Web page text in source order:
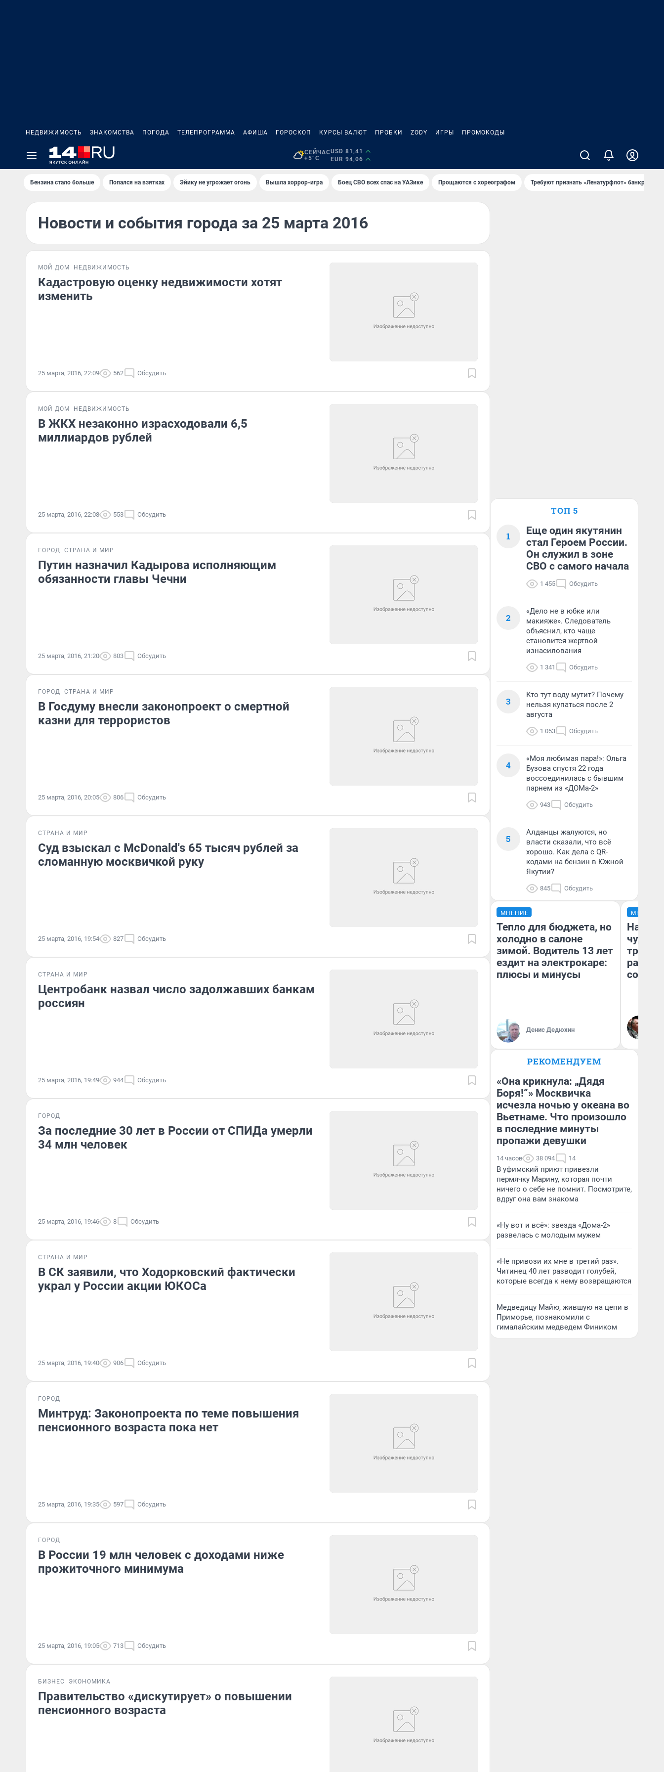
НЕДВИЖИМОСТЬ ЗНАКОМСТВА ПОГОДА ТЕЛЕПРОГРАММА АФИША ГОРОСКОП КУРСЫ ВАЛЮТ ПРОБКИ ZODY ИГРЫ ПРОМОКОДЫ
СЕЙЧАС
+5°C
USD 81,41
EUR 94,06
Бензина стало больше Попался на взятках Эйику не угрожает огонь Вышла хоррор-игра Боец СВО всех спас на УАЗике Прощаются с хореографом Требуют признать «Ленатурфлот» банкротом
Новости и события города за 25 марта 2016
МОЙ ДОМ НЕДВИЖИМОСТЬ
Кадастровую оценку недвижимости хотят
изменить
25 марта, 2016, 22:09 562 Обсудить
МОЙ ДОМ НЕДВИЖИМОСТЬ
В ЖКХ незаконно израсходовали 6,5
миллиардов рублей
25 марта, 2016, 22:08 553 Обсудить
ГОРОД СТРАНА И МИР
Путин назначил Кадырова исполняющим
обязанности главы Чечни
25 марта, 2016, 21:20 803 Обсудить
ГОРОД СТРАНА И МИР
В Госдуму внесли законопроект о смертной
казни для террористов
25 марта, 2016, 20:05 806 Обсудить
СТРАНА И МИР
Суд взыскал с McDonald's 65 тысяч рублей за
сломанную москвичкой руку
25 марта, 2016, 19:54 827 Обсудить
СТРАНА И МИР
Центробанк назвал число задолжавших банкам
россиян
25 марта, 2016, 19:49 944 Обсудить
ГОРОД
За последние 30 лет в России от СПИДа умерли
34 млн человек
25 марта, 2016, 19:46 8 Обсудить
СТРАНА И МИР
В СК заявили, что Ходорковский фактически
украл у России акции ЮКОСа
25 марта, 2016, 19:40 906 Обсудить
ГОРОД
Минтруд: Законопроекта по теме повышения
пенсионного возраста пока нет
25 марта, 2016, 19:35 597 Обсудить
ГОРОД
В России 19 млн человек с доходами ниже
прожиточного минимума
25 марта, 2016, 19:05 713 Обсудить
БИЗНЕС ЭКОНОМИКА
Правительство «дискутирует» о повышении
пенсионного возраста
ТОП 5
1
Еще один якутянин
стал Героем России.
Он служил в зоне
СВО с самого начала
1 455 Обсудить
2
«Дело не в юбке или
макияже». Следователь
объяснил, кто чаще
становится жертвой
изнасилования
1 341 Обсудить
3
Кто тут воду мутит? Почему
нельзя купаться после 2
августа
1 053 Обсудить
4
«Моя любимая пара!»: Ольга
Бузова спустя 22 года
воссоединилась с бывшим
парнем из «ДОМа-2»
943 Обсудить
5
Алданцы жалуются, но
власти сказали, что всё
хорошо. Как дела с QR-
кодами на бензин в Южной
Якутии?
845 Обсудить
МНЕНИЕ
Тепло для бюджета, но
холодно в салоне
зимой. Водитель 13 лет
ездит на электрокаре:
плюсы и минусы
Денис Дедюхин
МНЕНИЕ
чудом
РЕКОМЕНДУЕМ
«Она крикнула: „Дядя
Боря!“» Москвичка
исчезла ночью у океана во
Вьетнаме. Что произошло
в последние минуты
пропажи девушки
14 часов 38 094 14
В уфимский приют привезли
пермячку Марину, которая почти
ничего о себе не помнит. Посмотрите,
вдруг она вам знакома
«Ну вот и всё»: звезда «Дома-2»
развелась с молодым мужем
«Не привози их мне в третий раз».
Читинец 40 лет разводит голубей,
которые всегда к нему возвращаются
Медведицу Майю, жившую на цепи в
Приморье, познакомили с
гималайским медведем Фиником